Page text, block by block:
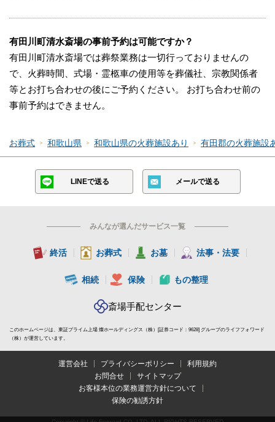
有田川町清水斎場の事前予約は可能ですか？
有田川町清水斎場では葬祭業務は一切行っておりませんの
で、火葬時間、式場・霊柩車の使用等を葬儀社、宗教関係者
等とお打ち合わせの後にご予約ください。 お打ち合わせ前の
事前予約はできません。
お葬式 和歌山県 和歌山県の火葬施設あり 有田郡の火葬施設
LINEで送る メールで送る
みんなが選んだサービス一覧
終活 お葬式 お墓 法事・法要
相続 保険 もの整理
斎場手配センター
このホームページは、東証プライム上場 燦ホールディングス（株）[証券コード：9628] グループのライフフォワード
（株）が運営しています。
運営会社 プライバシーポリシー
利用規約
お問合せ
サイトマップ
お客様本位の業務運営方針について
保険の勧誘方針